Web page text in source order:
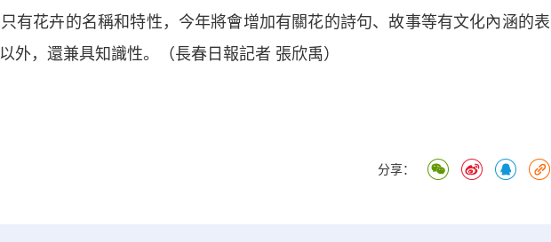
有花卉的名稱和特性，今年將會增加有關花的詩句、故事等有文化內涵的表
外，還兼具知識性。（長春日報記者 張欣禹）
分享：